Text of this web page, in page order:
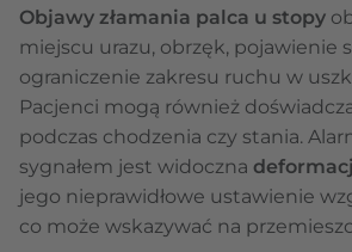
Objawy złamania palca u stopy
miejscu urazu, obrzęk, pojawienie
ograniczenie zakresu ruchu w
Pacjenci mogą również
podczas chodzenia czy stania.
sygnałem jest widoczna
jego nieprawidłowe ustawienie
co może wskazywać na